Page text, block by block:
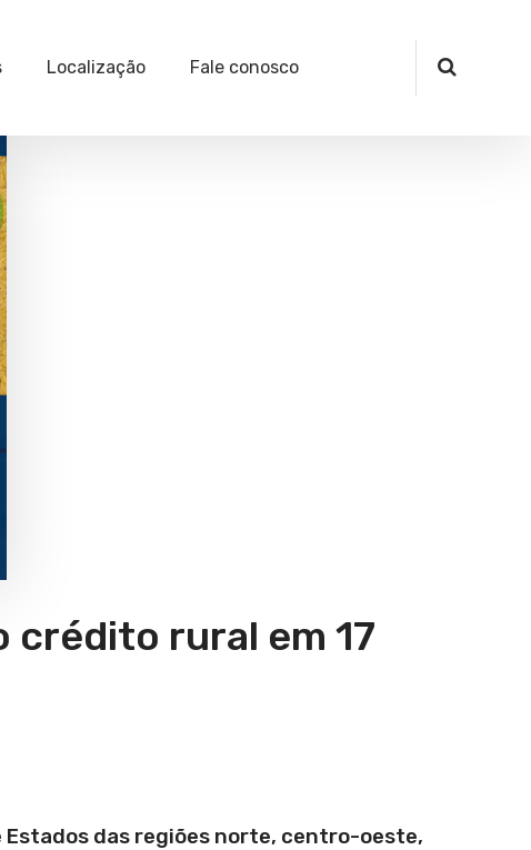
Localização Fale conosco
crédito rural em 17
Estados das regiões norte, centro-oeste,